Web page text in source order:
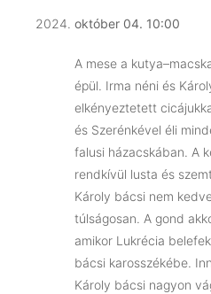
október 04. 10:00
A mese a
épül. Irma néni és
elkényeztetett
és Szerénkével éli
falusi házacskában. A
rendkívül lusta és
Károly bácsi nem
túlságosan. A gond
amikor Lukrécia
bácsi karosszékébe.
Károly bácsi nagyon